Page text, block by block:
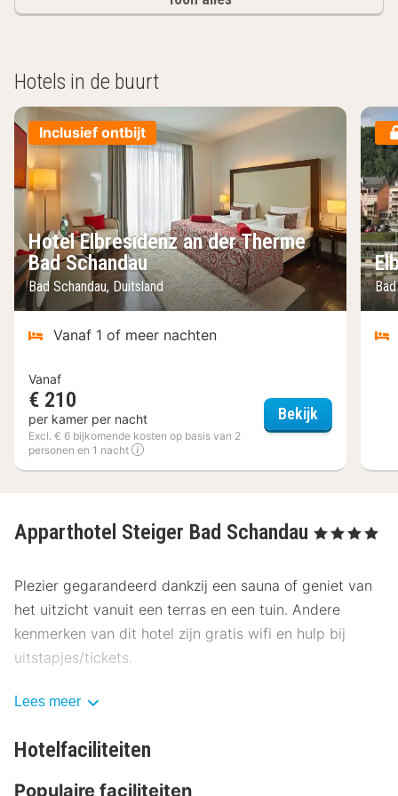
Hotels in de buurt
Inclusief ontbijt
Hotel Elbresidenz an der Therme
Bad Schandau
Bad Schandau, Duitsland
Vanaf 1 of meer nachten
Vanaf
€ 210
per kamer per nacht
Excl. € 6 bijkomende kosten op basis van 2
personen en 1 nacht
Bekijk
Apparthotel Steiger Bad Schandau , 4 Sterren
Plezier gegarandeerd dankzij een sauna of geniet van
het uitzicht vanuit een terras en een tuin. Andere
kenmerken van dit hotel zijn gratis wifi en hulp bij
uitstapjes/tickets.
Dagelijks kun je van 08.00 uur tot 10.00 uur genieten
Hotelstars Union kent in Duitsland een officiële
sterrenclassificatie toe. Deze accommodatie heeft 4
Lees meer
Hotelfaciliteiten
Populaire faciliteiten